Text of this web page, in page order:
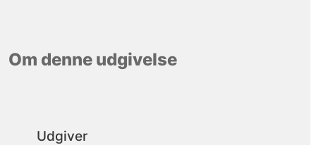
Om denne udgivelse
Udgiver